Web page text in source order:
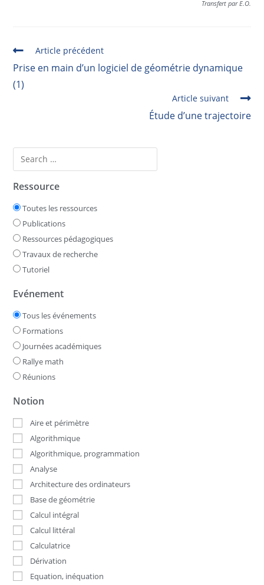
Transfert par E.O.
Article précédent
Prise en main d’un logiciel de géométrie dynamique
(1)
Article suivant
Étude d’une trajectoire
Ressource
Toutes les ressources
Publications
Ressources pédagogiques
Travaux de recherche
Tutoriel
Evénement
Tous les événements
Formations
Journées académiques
Rallye math
Réunions
Notion
Aire et périmètre
Algorithmique
Algorithmique, programmation
Analyse
Architecture des ordinateurs
Base de géométrie
Calcul intégral
Calcul littéral
Calculatrice
Dérivation
Equation, inéquation